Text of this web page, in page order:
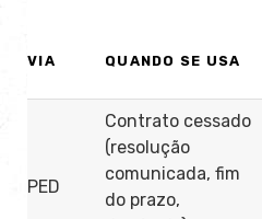
VIA QUANDO SE USA
PED
Contrato cessado
(resolução
comunicada, fim
do prazo,